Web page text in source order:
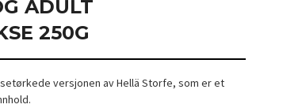
ADULT
250G
versjonen av Hellä Storfe, som er et